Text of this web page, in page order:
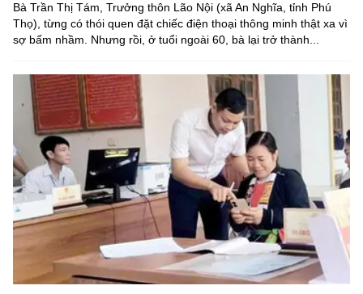
(Ghi rõ nguồn "https://mst.gov.vn" khi phát hành lại thông tin từ
website này)
Bà Trần Thị Tám, Trưởng thôn Lão Nội (xã An Nghĩa, tỉnh Phú
Thọ), từng có thói quen đặt chiếc điện thoại thông minh thật xa vì
sợ bấm nhầm. Nhưng rồi, ở tuổi ngoài 60, bà lại trở thành...